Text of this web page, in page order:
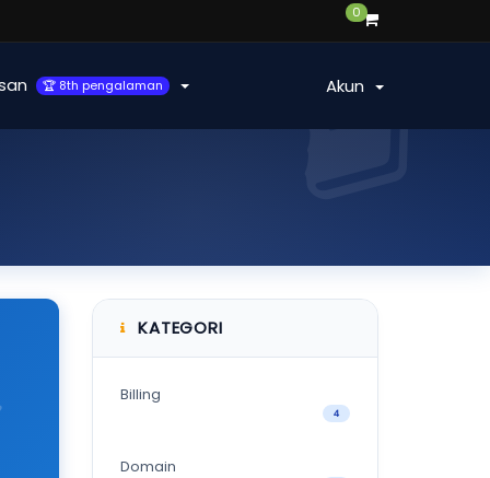
0
🏆 8th pengalaman Akun
KATEGORI
Billing
4
Domain